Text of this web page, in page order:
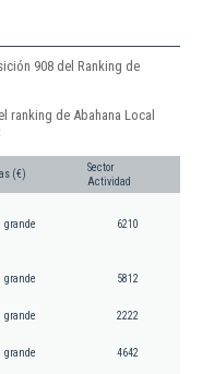
908 del Ranking de
de Abahana Local
(€)
Sector
Actividad
grande 6210
grande 5812
grande 2222
grande 4642